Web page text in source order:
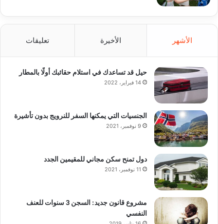
الأشهر الأخيرة تعليقات
حيل قد تساعدك في استلام حقائبك أولًا بالمطار
14 فبراير، 2022
الجنسيات التي يمكنها السفر للنرويج بدون تأشيرة
9 نوفمبر، 2021
دول تمنح سكن مجاني للمقيمين الجدد
11 نوفمبر، 2021
مشروع قانون جديد: السجن 3 سنوات للعنف
النفسي